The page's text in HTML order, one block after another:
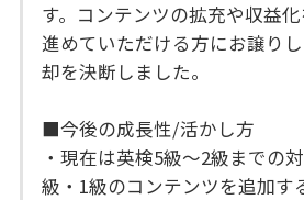
す。コンテンツの拡充や収益
進めていただける方にお譲り
却を決断しました。
■今後の成長性/活かし方
・現在は英検5級〜2級までの
級・1級のコンテンツを追加す